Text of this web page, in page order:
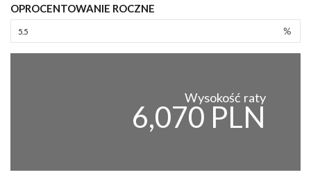
OPROCENTOWANIE ROCZNE
%
Wysokość raty
6,070 PLN